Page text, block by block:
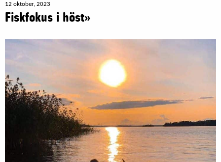
12 oktober, 2023
Fiskfokus i höst»